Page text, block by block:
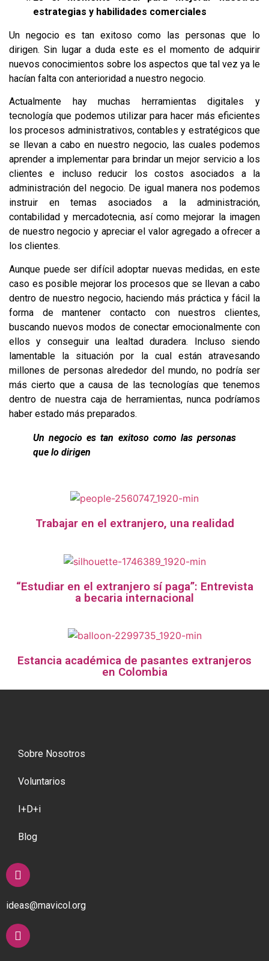
estrategias y habilidades comerciales
Un negocio es tan exitoso como las personas que lo
dirigen. Sin lugar a duda este es el momento de adquirir
nuevos conocimientos sobre los aspectos que tal vez ya le
hacían falta con anterioridad a nuestro negocio.
Actualmente hay muchas herramientas digitales y
tecnología que podemos utilizar para hacer más eficientes
los procesos administrativos, contables y estratégicos que
se llevan a cabo en nuestro negocio, las cuales podemos
aprender a implementar para brindar un mejor servicio a los
clientes e incluso reducir los costos asociados a la
administración del negocio. De igual manera nos podemos
instruir en temas asociados a la administración,
contabilidad y mercadotecnia, así como mejorar la imagen
de nuestro negocio y apreciar el valor agregado a ofrecer a
los clientes.
Aunque puede ser difícil adoptar nuevas medidas, en este
caso es posible mejorar los procesos que se llevan a cabo
dentro de nuestro negocio, haciendo más práctica y fácil la
forma de mantener contacto con nuestros clientes,
buscando nuevos modos de conectar emocionalmente con
ellos y conseguir una lealtad duradera. Incluso siendo
lamentable la situación por la cual están atravesando
millones de personas alrededor del mundo, no podría ser
más cierto que a causa de las tecnologías que tenemos
dentro de nuestra caja de herramientas, nunca podríamos
haber estado más preparados.
Un negocio es tan exitoso como las personas
que lo dirigen
Trabajar en el extranjero, una realidad
“Estudiar en el extranjero sí paga”: Entrevista
a becaria internacional
Estancia académica de pasantes extranjeros
en Colombia
Sobre Nosotros
Voluntarios
I+D+i
Blog
ideas@mavicol.org